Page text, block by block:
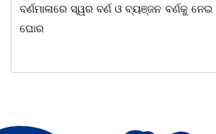
ଉଦାହରଣ ଦେଖିବାକୁ ମିଳିଛି ଧଉଳି ଥାନାରେ।
୦୪.୦୮.୨୦୨୬